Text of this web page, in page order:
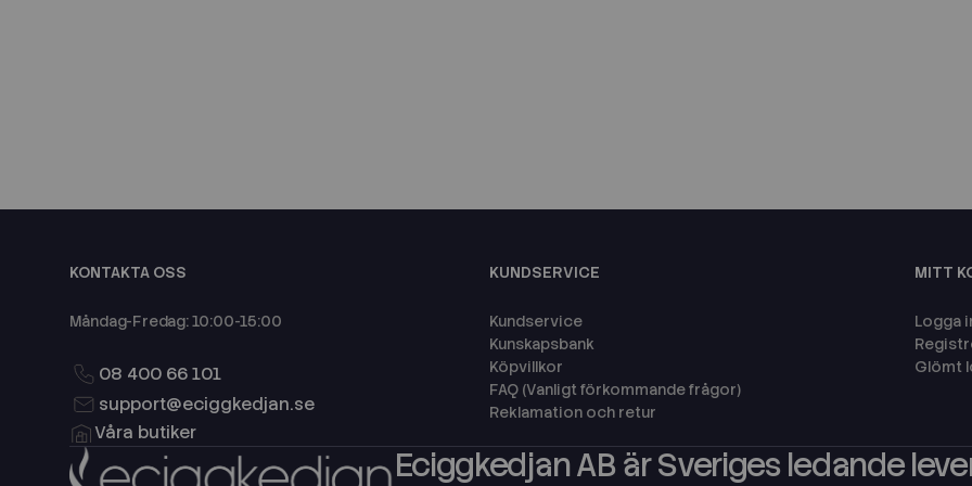
KONTAKTA OSS
Måndag-Fredag: 10:00-15:00
08 400 66 101
support@eciggkedjan.se
Våra butiker
KUNDSERVICE
Kundservice
Kunskapsbank
Köpvillkor
FAQ (Vanligt förkommande frågor)
Reklamation och retur
MITT
Logga
Glömt
Eciggkedjan AB är Sveriges ledande